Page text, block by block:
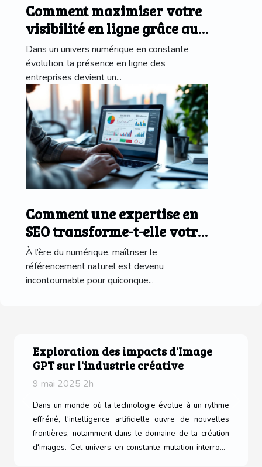
Comment maximiser votre
visibilité en ligne grâce aux
avis clients ?
Dans un univers numérique en constante
évolution, la présence en ligne des
entreprises devient un...
Comment une expertise en
SEO transforme-t-elle votre
présence en ligne ?
À l’ère du numérique, maîtriser le
référencement naturel est devenu
incontournable pour quiconque...
Exploration des impacts d'Image
GPT sur l'industrie créative
9 mai 2025 2h
Dans un monde où la technologie évolue à un rythme
effréné, l'intelligence artificielle ouvre de nouvelles
frontières, notamment dans le domaine de la création
d'images. Cet univers en constante mutation interroge
Previous